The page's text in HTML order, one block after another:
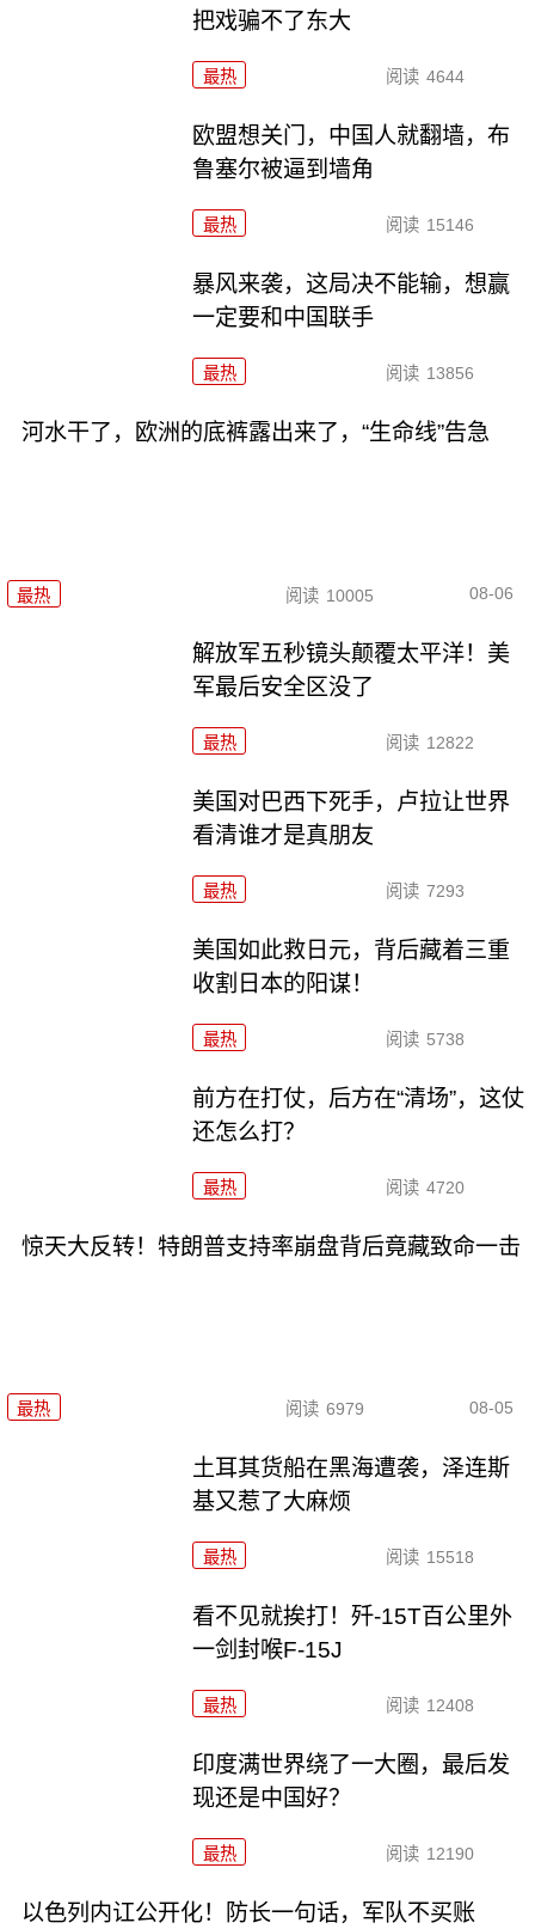
把戏骗不了东大
最热 阅读 4644
欧盟想关门，中国人就翻墙，布
鲁塞尔被逼到墙角
最热 阅读 15146
暴风来袭，这局决不能输，想赢
一定要和中国联手
最热 阅读 13856
河水干了，欧洲的底裤露出来了，“生命线”告急
最热 阅读 10005 08-06
解放军五秒镜头颠覆太平洋！美
军最后安全区没了
最热 阅读 12822
美国对巴西下死手，卢拉让世界
看清谁才是真朋友
最热 阅读 7293
美国如此救日元，背后藏着三重
收割日本的阳谋！
最热 阅读 5738
前方在打仗，后方在“清场”，这仗
还怎么打？
最热 阅读 4720
惊天大反转！特朗普支持率崩盘背后竟藏致命一击
最热 阅读 6979 08-05
土耳其货船在黑海遭袭，泽连斯
基又惹了大麻烦
最热 阅读 15518
看不见就挨打！歼-15T百公里外
一剑封喉F-15J
最热 阅读 12408
印度满世界绕了一大圈，最后发
现还是中国好？
最热 阅读 12190
以色列内讧公开化！防长一句话，军队不买账